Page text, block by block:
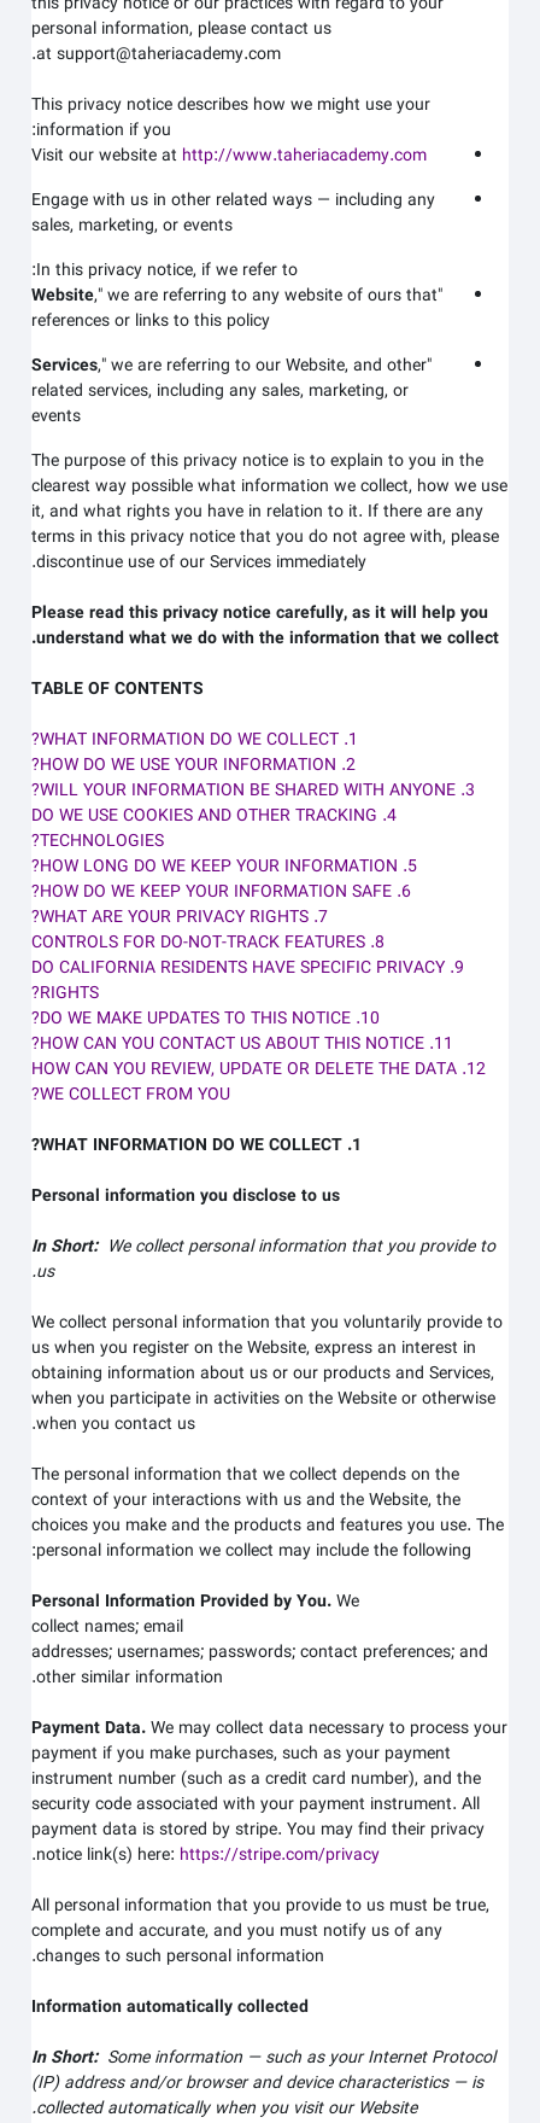
personal information, please contact us
at support@taheriacademy.com.
This privacy notice describes how we might use your
information if you:
Visit our website athttp://www.taheriacademy.com
Engage with us in other related ways ― including any
sales, marketing, or events
In this privacy notice, if we refer to:
Website," we are referring to any website of ours that
references or links to this policy
Services," we are referring to ourWebsite,and other
related services, including any sales, marketing, or
events
The purpose of this privacy notice is to explain to you in the
clearest way possible what information we collect, how we use
it, and what rights you have in relation to it. If there are any
terms in this privacy notice that you do not agree with, please
discontinue use of our Services immediately.
Please read this privacy notice carefully, as it will help you
understand what we do with the information that we collect.
TABLE OF CONTENTS
4. DO WE USE COOKIES AND OTHER TRACKING
TECHNOLOGIES?
9. DO CALIFORNIA RESIDENTS HAVE SPECIFIC PRIVACY
RIGHTS?
12. HOW CAN YOU REVIEW, UPDATE OR DELETE THE DATA
WE COLLECT FROM YOU?
Personal information you disclose to us
In Short:We collect personal information that you provide to
us.
We collect personal information that you voluntarily provide to
us when you register on theWebsite,express an interest in
obtaining information about us or our products and Services,
when you participate in activities on theWebsiteor otherwise
when you contact us.
The personal information that we collect depends on the
context of your interactions with us and theWebsite, the
choices you make and the products and features you use. The
personal information we collect may include the following:
Personal Information Provided by You.We
collectnames;email
addresses;usernames;passwords;contact preferences;and
other similar information.
Payment Data.We may collect data necessary to process your
payment if you make purchases, such as your payment
instrument number (such as a credit card number), and the
security code associated with your payment instrument. All
payment data is stored bystripe. You may find their privacy
notice link(s) here:https://stripe.com/privacy
.
All personal information that you provide to us must be true,
complete and accurate, and you must notify us of any
changes to such personal information.
Information automatically collected
In Short:Some information — such as your Internet Protocol
(IP) address and/or browser and device characteristics — is
collected automatically when you visit ourWebsite
.